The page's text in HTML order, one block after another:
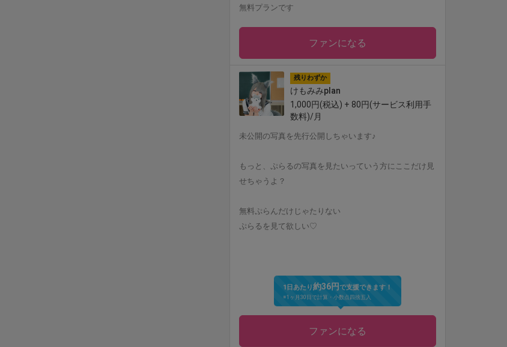
無料プランです
ファンになる
残りわずか
けもみみplan
1,000円(税込) + 80円(サービス利用手
数料)/月
未公開の写真を先行公開しちゃいます♪
もっと、ぷらるの写真を見たいっていう方にここだけ見
せちゃうよ？
無料ぷらんだけじゃたりない
ぷらるを見て欲しい♡
1日あたり約36円 で支援できます！
※1ヶ月30日で計算・小数点四捨五入
ファンになる